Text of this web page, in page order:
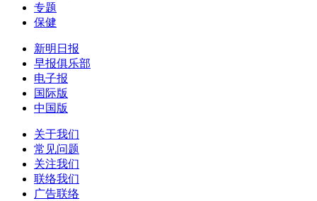
专题
保健
新明日报
早报俱乐部
电子报
国际版
中国版
关于我们
常见问题
关注我们
联络我们
广告联络